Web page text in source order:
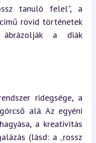
tanuló felel", a
rövid történetek
a diák
ridegsége, a
alá. Az egyéni
a kreativitás
(lásd: a „rossz